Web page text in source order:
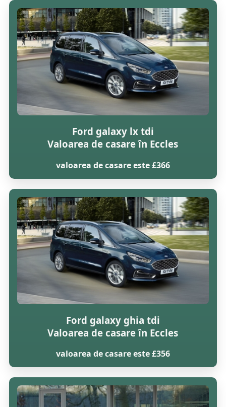
Ford galaxy lx tdi
Valoarea de casare în Eccles
valoarea de casare este £366
Ford galaxy ghia tdi
Valoarea de casare în Eccles
valoarea de casare este £356